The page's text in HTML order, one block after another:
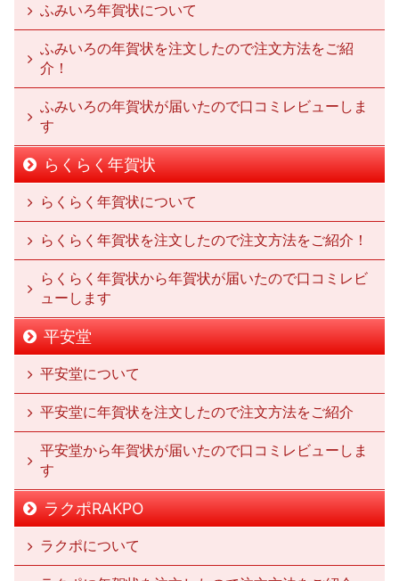
ふみいろ年賀状について
ふみいろの年賀状を注文したので注文方法をご紹
介！
ふみいろの年賀状が届いたので口コミレビューしま
す
らくらく年賀状
らくらく年賀状について
らくらく年賀状を注文したので注文方法をご紹介！
らくらく年賀状から年賀状が届いたので口コミレビ
ューします
平安堂
平安堂について
平安堂に年賀状を注文したので注文方法をご紹介
平安堂から年賀状が届いたので口コミレビューしま
す
ラクポRAKPO
ラクポについて